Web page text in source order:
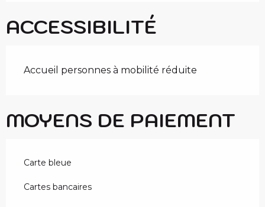
ACCESSIBILITÉ
Accueil personnes à mobilité réduite
MOYENS DE PAIEMENT
Carte bleue
Cartes bancaires